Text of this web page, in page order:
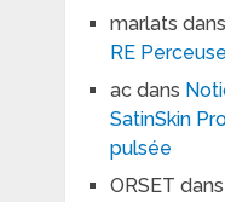
marlats dans
RE
acdans
SatinSkin
pulsée
ORSET dans